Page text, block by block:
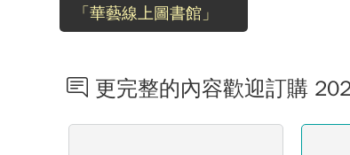
「華藝線上圖書館」
更完整的內容歡迎訂購